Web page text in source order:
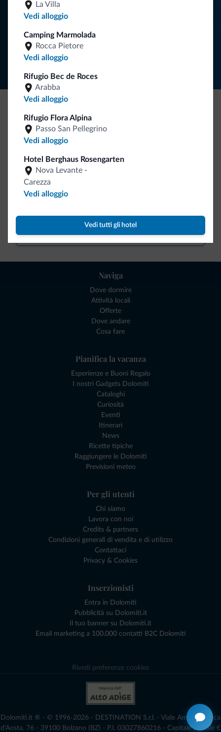
La Villa
Vedi alloggio
Camping Marmolada
Rocca Pietore
Vedi alloggio
Rifugio Bec de Roces
Arabba
Vedi alloggio
Rifugio Flora Alpina
Passo San Pellegrino
Vedi alloggio
Hotel Berghaus Rosengarten
Nova Levante -
Carezza
Vedi alloggio
Vedi tutti gli hotel
Segui Dolomiti.it
Be Original, scopri la nuova collezione
Ce l'avete chiesto in tanti. Ecco la nuova collezione firmata
Dolomiti.it!
Vai allo shop
Naviga
Dove dormire
Attività locali
Offerte
Dove andare
Cosa fare
Pianifica la vacanza
Esperienze e Buoni Regalo
I nostri Gadgets Dolomiti
Cataloghi
Curiosità
Eventi
Itinerari
News
Ricette tipiche
Raggiungere le Dolomiti
Previsioni meteo
Per gli utenti
Chi siamo
Lavora con noi
Credits & partners
Condizioni generali di vendita e di utilizzo
Contattaci
Privacy & Cookies
Inserzionisti
Entra in Dolomiti
Pubblicità su Dolomiti.it
Il tuo banner su Dolomiti.it
Email marketing a 100.000 contatti B2C Dolomiti
Rivedi preferenze cookies
Dolomiti.it ® - © 1996-2026 - DESTINATION S.r.l. - Viale Amedeo Duca
d'Aosta, 76 - 39100 Bolzano (BZ) - P.I. 03027860216 - Capitale Sociale €